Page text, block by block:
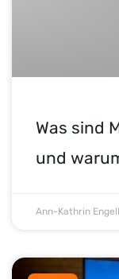
Was sind
und
Ann-Kathrin